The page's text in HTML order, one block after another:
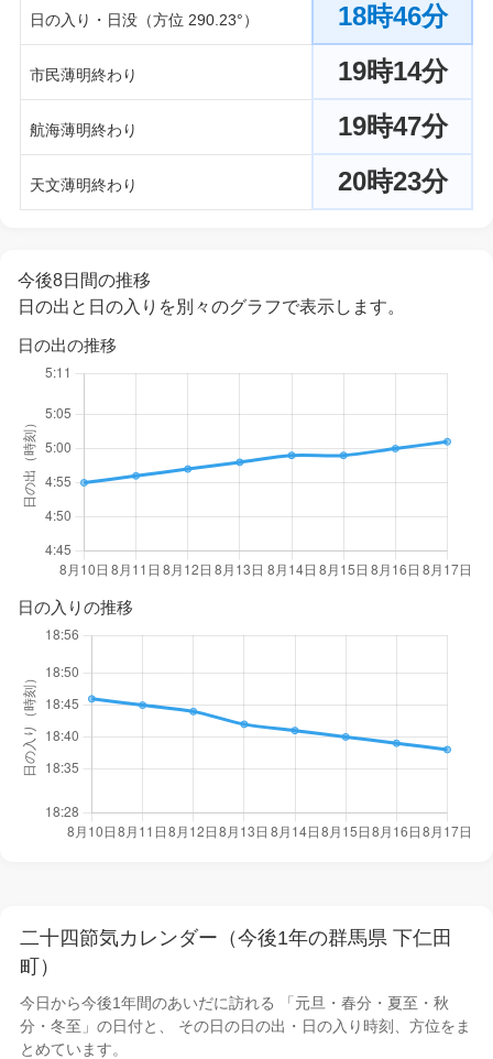
日の入り・日没（方位 290.23°） 18時46分
市民薄明終わり 19時14分
航海薄明終わり 19時47分
天文薄明終わり 20時23分
今後8日間の推移
日の出と日の入りを別々のグラフで表示します。
日の出の推移
日の入りの推移
二十四節気カレンダー（今後1年の群馬県 下仁田
町）
今日から今後1年間のあいだに訪れる 「元旦・春分・夏至・秋
分・冬至」の日付と、 その日の日の出・日の入り時刻
、方位をま
とめています。